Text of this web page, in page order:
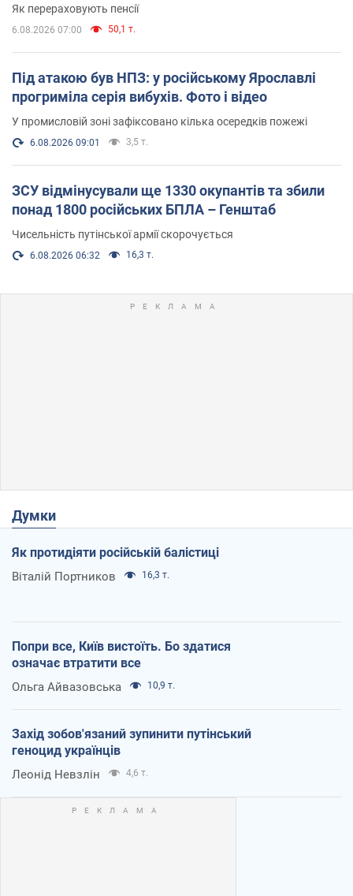
Як перераховують пенсії
6.08.2026 07:00 50,1 т.
Під атакою був НПЗ: у російському Ярославлі
прогриміла серія вибухів. Фото і відео
У промисловій зоні зафіксовано кілька осередків пожежі
6.08.2026 09:01 3,5 т.
ЗСУ відмінусували ще 1330 окупантів та збили
понад 1800 російських БПЛА – Генштаб
Чисельність путінської армії скорочується
6.08.2026 06:32 16,3 т.
Думки
Як протидіяти російській балістиці
Віталій Портников 16,3 т.
Попри все, Київ вистоїть. Бо здатися
означає втратити все
Ольга Айвазовська 10,9 т.
Захід зобов'язаний зупинити путінський
геноцид українців
Леонід Невзлін 4,6 т.